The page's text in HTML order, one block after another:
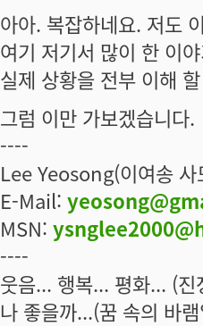
아아. 복잡하네요. 저도
여기 저기서 많이 한 이
실제 상황을 전부 이해
그럼 이만 가보겠습니다.
----
Lee Yeosong(이여송 사
E-Mail:
MSN:
----
웃음... 행복... 평화... (
나 좋을까...(꿈 속의 바